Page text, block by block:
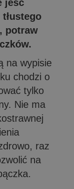
jeść
potraw
na wypisie
chodzi o
tylko
Nie ma
raz
na